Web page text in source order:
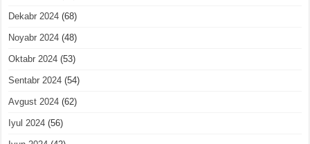
Dekabr 2024 (68)
Noyabr 2024 (48)
Oktabr 2024 (53)
Sentabr 2024 (54)
Avgust 2024 (62)
Iyul 2024 (56)